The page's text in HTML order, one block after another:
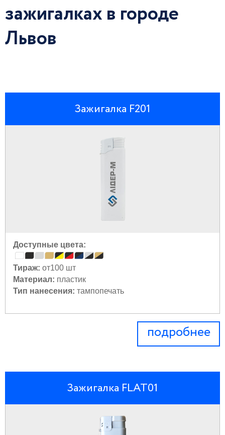
зажигалках в городе
Львов
Зажигалка F201
Доступные цвета:
Тираж: от100 шт
Материал: пластик
Тип нанесения: тампопечать
подробнее
Зажигалка FLAT01